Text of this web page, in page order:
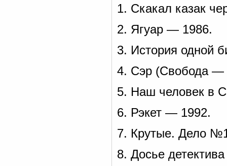
1. Скакал казак
2. Ягуар — 1986.
3. История одной
4. Сэр (Свобода —
5. Наш человек в
6. Рэкет — 1992.
7. Крутые. Дело
8. Досье